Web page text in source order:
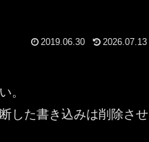
2019.06.30 2026.07.13
。
した書き込みは削除させ